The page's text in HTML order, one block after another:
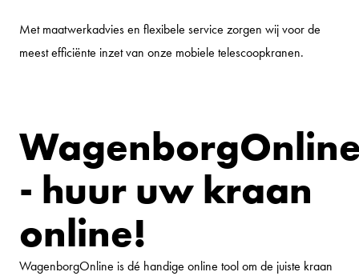
Met maatwerkadvies en flexibele service zorgen wij voor de
meest efficiënte inzet van onze mobiele telescoopkranen.
- huur uw kraan
online!
WagenborgOnline is dé handige online tool om de juiste kraan